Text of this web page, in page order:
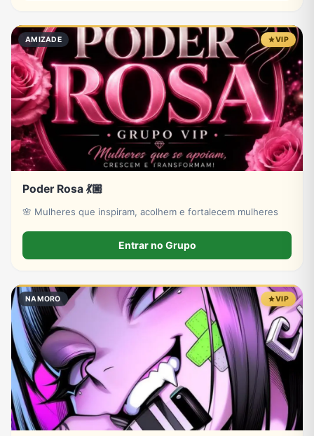
AMIZADE VIP
Poder Rosa 💃🏼
🌸 Mulheres que inspiram, acolhem e fortalecem mulheres
Entrar no Grupo
NAMORO VIP